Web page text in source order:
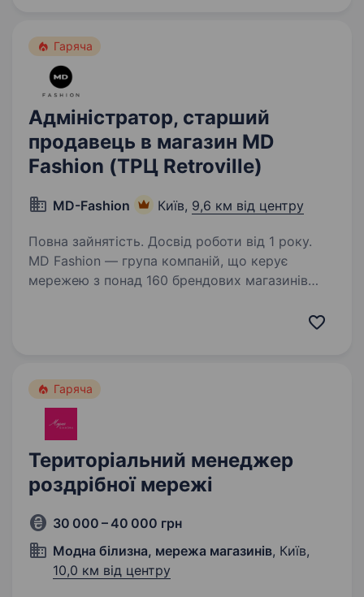
Гаряча
Адміністратор, старший
продавець в магазин MD
Fashion (ТРЦ Retroville)
MD-Fashion Київ, 9,6 км від центру
Повна зайнятість. Досвід роботи від 1 року.
MD Fashion — група компаній, що керує
мережею з понад 160 брендових магазинів
та представляє світові бренди Tommy Hilfiger,
Гаряча
Територіальний менеджер
роздрібної мережі
30 000 – 40 000 грн
Модна білизна, мережа магазинів, Київ,
10,0 км від центру